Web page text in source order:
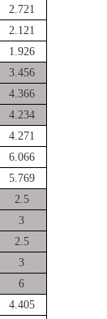
2.721
2.121
1.926
3.456
4.366
4.234
4.271
6.066
5.769
2.5
3
2.5
3
6
4.405